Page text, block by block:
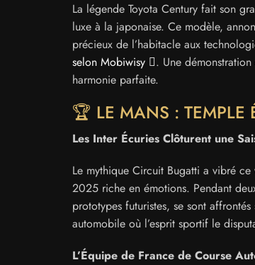
La légende Toyota Century fait son
luxe à la japonaise. Ce modèle,
précieux de l’habitacle aux
selon Mobiwisy
. Une
harmonie parfaite.
🏆 LE MANS : TEMPLE
Les Inter Écuries Clôturent une
Le mythique Circuit Bugatti a vibré ce
2025 riche en émotions. Pendant
prototypes futuristes, se sont
automobile où l’esprit sportif le
L’Équipe de France de Course